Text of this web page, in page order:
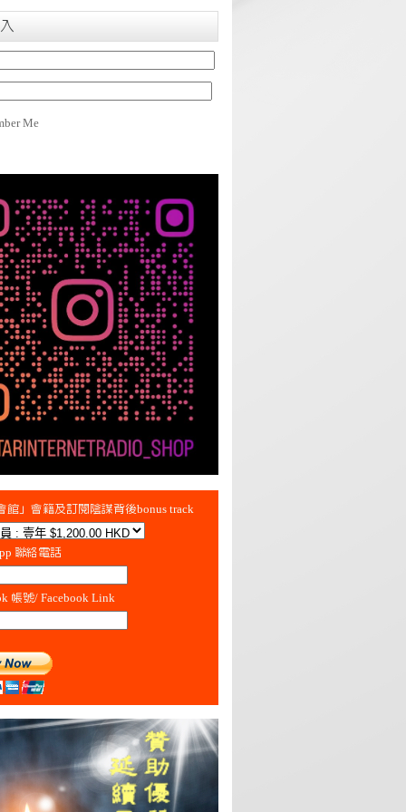
Me
館」會籍及訂閱陰謀背後bonus track
聯絡電話
帳號/ Facebook Link